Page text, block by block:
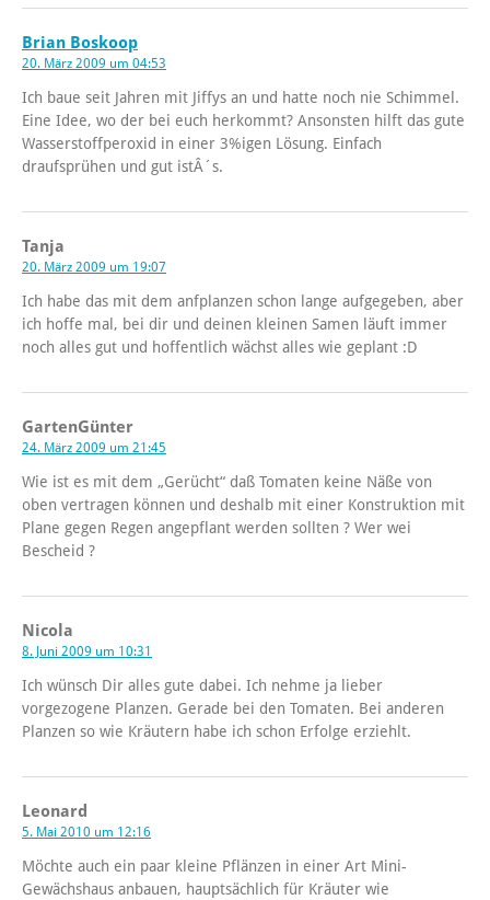
Brian Boskoop
20. März 2009 um 04:53
Ich baue seit Jahren mit Jiffys an und hatte noch nie Schimmel.
Eine Idee, wo der bei euch herkommt? Ansonsten hilft das gute
Wasserstoffperoxid in einer 3%igen Lösung. Einfach
draufsprühen und gut istÂ´s.
Tanja
20. März 2009 um 19:07
Ich habe das mit dem anfplanzen schon lange aufgegeben, aber
ich hoffe mal, bei dir und deinen kleinen Samen läuft immer
noch alles gut und hoffentlich wächst alles wie geplant :D
GartenGünter
24. März 2009 um 21:45
Wie ist es mit dem „Gerücht“ daß Tomaten keine Näße von
oben vertragen können und deshalb mit einer Konstruktion mit
Plane gegen Regen angepflant werden sollten ? Wer wei
Bescheid ?
Nicola
8. Juni 2009 um 10:31
Ich wünsch Dir alles gute dabei. Ich nehme ja lieber
vorgezogene Planzen. Gerade bei den Tomaten. Bei anderen
Planzen so wie Kräutern habe ich schon Erfolge erziehlt.
Leonard
5. Mai 2010 um 12:16
Möchte auch ein paar kleine Pflänzen in einer Art Mini-
Gewächshaus anbauen, hauptsächlich für Kräuter wie